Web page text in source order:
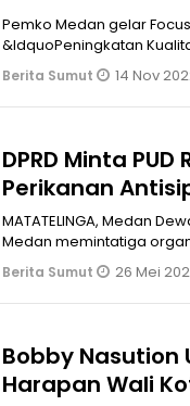
Pemko Medan gelar
&ldquoPeningkatan
Baik&rdquo
Berita Sumut 14 Nov
DPRD Minta
Perikanan
yang Terindikasi
MATATELINGA, Medan
Medan memintatiga
Medan terkait dalam
terindikasi PenyakitMulut
Medan, Har
Berita Sumut 26 Mei
Bobby Nasution
Harapan Wali